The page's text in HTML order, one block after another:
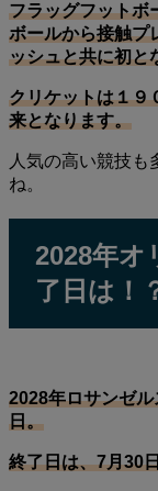
フラッグフットボ
ボールから接触プ
ッシュと共に初と
クリケットは１９
来となります。
人気の高い競技
ね。
2028年オ
了日は！
2028年ロサンゼ
日。
終了日は、7月30